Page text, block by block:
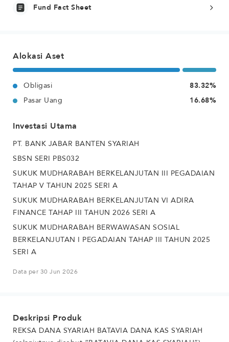
Fund Fact Sheet
Alokasi Aset
Obligasi
83.32%
Pasar Uang
16.68%
Investasi Utama
PT. BANK JABAR BANTEN SYARIAH
SBSN SERI PBS032
SUKUK MUDHARABAH BERKELANJUTAN III PEGADAIAN
TAHAP V TAHUN 2025 SERI A
SUKUK MUDHARABAH BERKELANJUTAN VI ADIRA
FINANCE TAHAP III TAHUN 2026 SERI A
SUKUK MUDHARABAH BERWAWASAN SOSIAL
BERKELANJUTAN I PEGADAIAN TAHAP III TAHUN 2025
SERI A
Data per 30 Jun 2026
Deskripsi Produk
REKSA DANA SYARIAH BATAVIA DANA KAS SYARIAH